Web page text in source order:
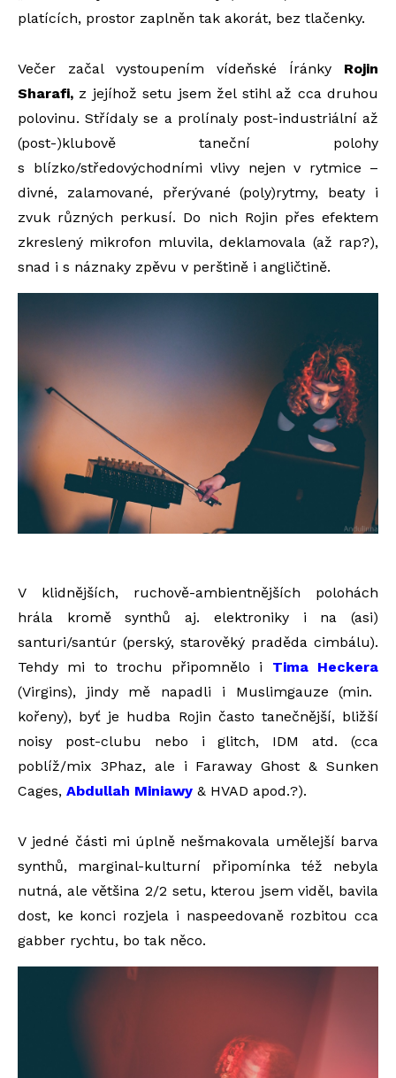
platících, prostor zaplněn tak akorát, bez tlačenky.
Večer začal vystoupením vídeňské Íránky Rojin
Sharafi, z jejíhož setu jsem žel stihl až cca druhou
polovinu. Střídaly se a prolínaly post-industriální až
(post-)klubově taneční polohy
s blízko/středovýchodními vlivy nejen v rytmice –
divné, zalamované, přerývané (poly)rytmy, beaty i
zvuk různých perkusí. Do nich Rojin přes efektem
zkreslený mikrofon mluvila, deklamovala (až rap?),
snad i s náznaky zpěvu v perštině i angličtině.
V klidnějších, ruchově-ambientnějších polohách
hrála kromě synthů aj. elektroniky i na (asi)
santuri/santúr (perský, starověký praděda cimbálu).
Tehdy mi to trochu připomnělo i Tima Heckera
(Virgins), jindy mě napadli i Muslimgauze (min.
kořeny), byť je hudba Rojin často tanečnější, bližší
noisy post-clubu nebo i glitch, IDM atd. (cca
poblíž/mix 3Phaz, ale i Faraway Ghost & Sunken
Cages, Abdullah Miniawy & HVAD apod.?).
V jedné části mi úplně nešmakovala umělejší barva
synthů, marginal-kulturní připomínka též nebyla
nutná, ale většina 2/2 setu, kterou jsem viděl, bavila
dost, ke konci rozjela i naspeedovaně rozbitou cca
gabber rychtu, bo tak něco.